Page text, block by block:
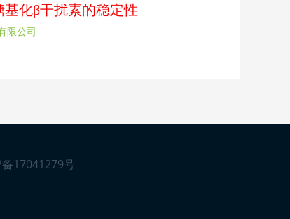
基化β干扰素的稳定性
限公司
备17041279号